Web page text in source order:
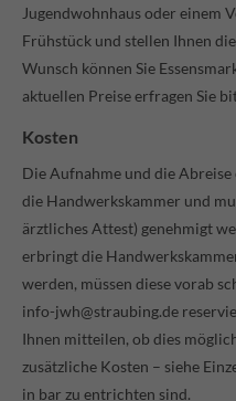
Jugendwohnhaus oder einem
Frühstück und stellen Ihnen
Wunsch können Sie
aktuellen Preise erfragen Sie
Kosten
Die Aufnahme und die
die Handwerkskammer und
ärztliches Attest) genehmigt
erbringt die
werden, müssen diese vorab
info-jwh@straubing.de
Ihnen mitteilen, ob dies
zusätzliche Kosten – siehe
in bar zu entrichten sind.